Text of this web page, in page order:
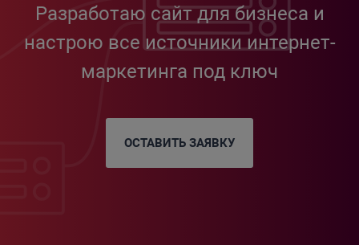
Разработаю сайт для бизнеса и
настрою все источники интернет-
маркетинга под ключ
ОСТАВИТЬ ЗАЯВКУ